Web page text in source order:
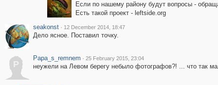
Если по нашему району будут вопросы -
Есть такой проект - leftside.org
seakonst · 12 December 2014, 18:47
Дело ясное. Поставил точку.
P
Papa_s_remnem · 25 February 2015, 23:04
неужели на Левом берегу небыло фотографов?! ... что так